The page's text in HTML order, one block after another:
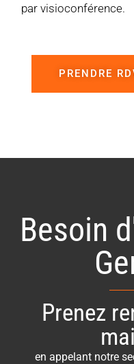
par visioconférence.
PRENDRE
Besoin
Prenez
en appelant notre